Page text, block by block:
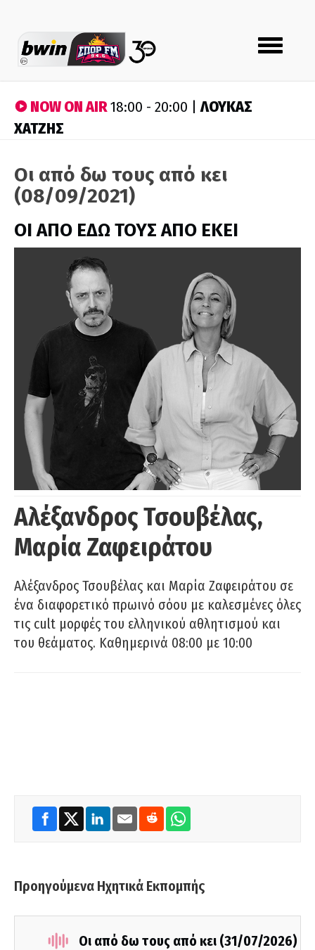
Toggle
navigation
NOW ON AIR18:00 - 20:00 |ΛΟΥΚΑΣ
ΧΑΤΖΗΣ
Οι από δω τους από κει
(08/09/2021)
ΟΙ ΑΠΟ ΕΔΩ ΤΟΥΣ ΑΠΟ ΕΚΕΙ
Αλέξανδρος Τσουβέλας,
Μαρία Ζαφειράτου
Αλέξανδρος Τσουβέλας και Μαρία Ζαφειράτου σε
ένα διαφορετικό πρωινό σόου με καλεσμένες όλες
τις cult μορφές του ελληνικού αθλητισμού και
του θεάματος. Καθημερινά 08:00 με 10:00
Προηγούμενα Ηχητικά Εκπομπής
Οι από δω τους από κει (31/07/2026)